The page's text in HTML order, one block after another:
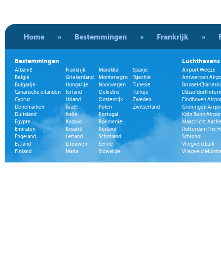
Home » Bestemmingen » Frankrijk »
Bestemmingen
Albanië
België
Bulgarije
Canarische eilanden
Cyprus
Denemarken
Duitsland
Egypte
Emiraten
Engeland
Estland
Finland
Frankrijk
Griekenland
Hongarije
Ierland
IJsland
Israël
Italië
Kosovo
Kroatië
Letland
Litouwen
Malta
Marokko
Montenegro
Noorwegen
Oekraïne
Oostenrijk
Polen
Portugal
Roemenië
Rusland
Schotland
Servië
Slowakije
Spanje
Tsjechië
Tunesië
Turkije
Zweden
Zwitserland
Luchthavens
Airport Weeze
Antwerpen
Brussel-
Düsseldorf
Eindhoven
Groningen
Köln Bonn
Maastricht
Rotterdam The
Schiphol
Vliegveld Luik
Vliegveld